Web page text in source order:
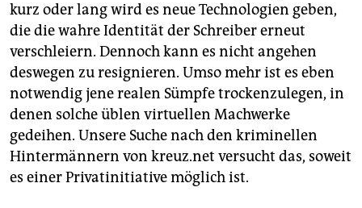
kurz oder lang wird es neue Technologien geben,
die die wahre Identität der Schreiber erneut
verschleiern. Dennoch kann es nicht angehen
deswegen zu resignieren. Umso mehr ist es eben
notwendig jene realen Sümpfe trockenzulegen, in
denen solche üblen virtuellen Machwerke
gedeihen. Unsere Suche nach den kriminellen
Hintermännern von kreuz.net versucht das, soweit
es einer Privatinitiative möglich ist.